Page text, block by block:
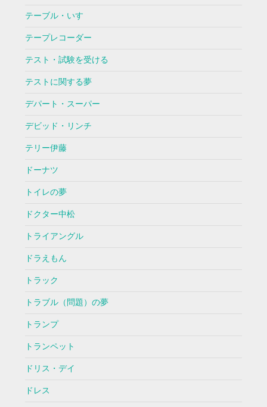
テーブル・いす
テープレコーダー
テスト・試験を受ける
テストに関する夢
デパート・スーパー
デビッド・リンチ
テリー伊藤
ドーナツ
トイレの夢
ドクター中松
トライアングル
ドラえもん
トラック
トラブル（問題）の夢
トランプ
トランペット
ドリス・デイ
ドレス